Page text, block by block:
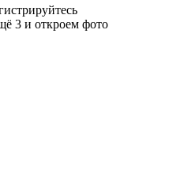
3 и откроем фото